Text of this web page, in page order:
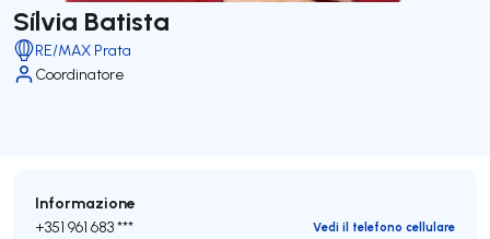
Sílvia Batista
RE/MAX Prata
Coordinatore
Informazione
+351 961 683 ***
Vedi il telefono cellulare